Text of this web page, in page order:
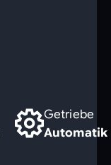
Getriebe
Automatik